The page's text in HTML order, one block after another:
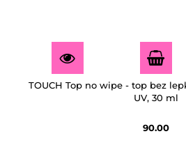
TOUCH Top no wipe - top bez
UV, 30 ml
90.00